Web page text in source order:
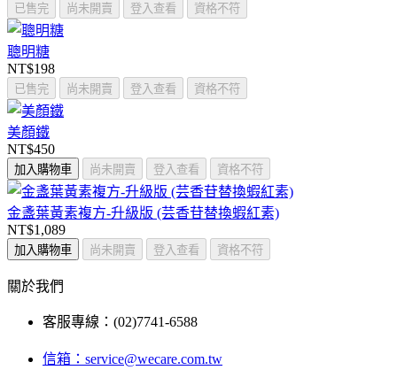
已售完 尚未開賣 登入查看 資格不符
聰明糖
NT$198
已售完 尚未開賣 登入查看 資格不符
美顏鐵
NT$450
加入購物車 尚未開賣 登入查看 資格不符
金盞葉黃素複方-升級版 (芸香苷替換蝦紅素)
NT$1,089
加入購物車 尚未開賣 登入查看 資格不符
關於我們
客服專線：(02)7741-6588
信箱： service@wecare.com.tw